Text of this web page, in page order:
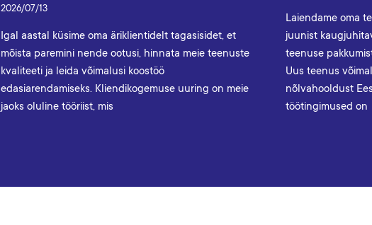
2026/07/13
Igal aastal küsime oma äriklientidelt tagasisidet, et
mõista paremini nende ootusi, hinnata meie teenuste
kvaliteeti ja leida võimalusi koostöö
edasiarendamiseks. Kliendikogemuse uuring on meie
jaoks oluline tööriist, mis
Laiendame oma
juunist
teenuse
Uus teenus
nõlvahooldust
töötingimused on